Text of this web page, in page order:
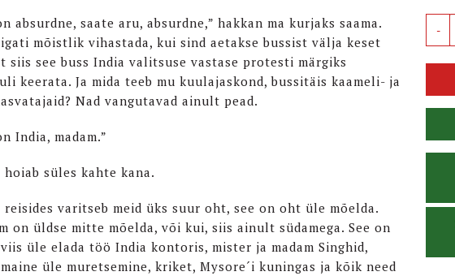
absurdne, saate aru, absurdne,” hakkan ma kurjaks saama.
mõistlik vihastada, kui sind aetakse bussist välja keset
siis see buss India valitsuse vastase protesti märgiks
keerata. Ja mida teeb mu kuulajaskond, bussitäis kaameli- ja
Nad vangutavad ainult pead.
India, madam.”
süles kahte kana.
reisides varitseb meid üks suur oht, see on oht üle mõelda.
on üldse mitte mõelda, või kui, siis ainult südamega. See on
üle elada töö India kontoris, mister ja madam Singhid,
üle muretsemine, kriket, Mysore´i kuningas ja kõik need